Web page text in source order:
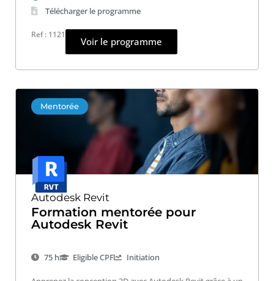
Télécharger le programme
Ref : 1121
Voir le programme
Mentorée
Autodesk Revit
Formation mentorée pour
Autodesk Revit
75 h Eligible CPF Initiation